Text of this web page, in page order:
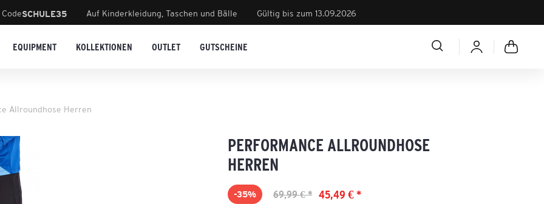
SCHULE35 Auf Kinderkleidung, Taschen und Bälle Gültig bis zum 13.09.2026
EQUIPMENT KOLLEKTIONEN OUTLET GUTSCHEINE
Allroundhose Herren
PERFORMANCE ALLROUNDHOSE
HERREN
45,49 € *
69,99 € *
-35%